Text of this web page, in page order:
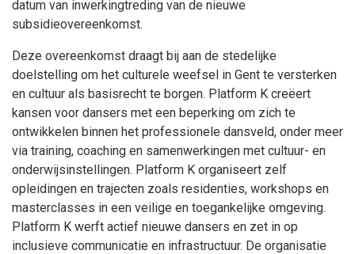
datum van inwerkingtreding van de nieuwe
subsidieovereenkomst.
Deze overeenkomst draagt bij aan de stedelijke
doelstelling om het culturele weefsel in Gent te versterken
en cultuur als basisrecht te borgen. Platform K creëert
kansen voor dansers met een beperking om zich te
ontwikkelen binnen het professionele dansveld, onder meer
via training, coaching en samenwerkingen met cultuur- en
onderwijsinstellingen. Platform K organiseert zelf
opleidingen en trajecten zoals residenties, workshops en
masterclasses in een veilige en toegankelijke omgeving.
Platform K werft actief nieuwe dansers en zet in op
inclusieve communicatie en infrastructuur. De organisatie